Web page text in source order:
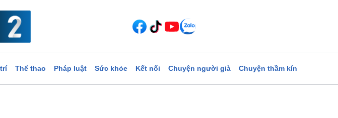
Thể thao Pháp luật Sức khỏe Kết nối Chuyện người già Chuyện thầm kín